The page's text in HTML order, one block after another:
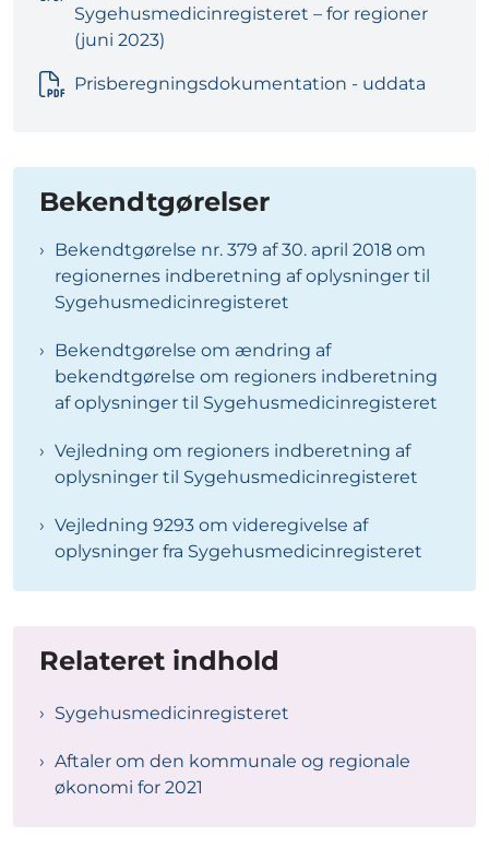
Sygehusmedicinregisteret – for regioner
(juni 2023)
Prisberegningsdokumentation - uddata
Bekendtgørelser
Bekendtgørelse nr. 379 af 30. april 2018 om
regionernes indberetning af oplysninger til
Sygehusmedicinregisteret
Bekendtgørelse om ændring af
bekendtgørelse om regioners indberetning
af oplysninger til Sygehusmedicinregisteret
Vejledning om regioners indberetning af
oplysninger til Sygehusmedicinregisteret
Vejledning 9293 om videregivelse af
oplysninger fra Sygehusmedicinregisteret
Relateret indhold
Sygehusmedicinregisteret
Aftaler om den kommunale og regionale
økonomi for 2021